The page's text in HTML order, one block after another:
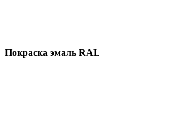
Покраска эмаль RAL